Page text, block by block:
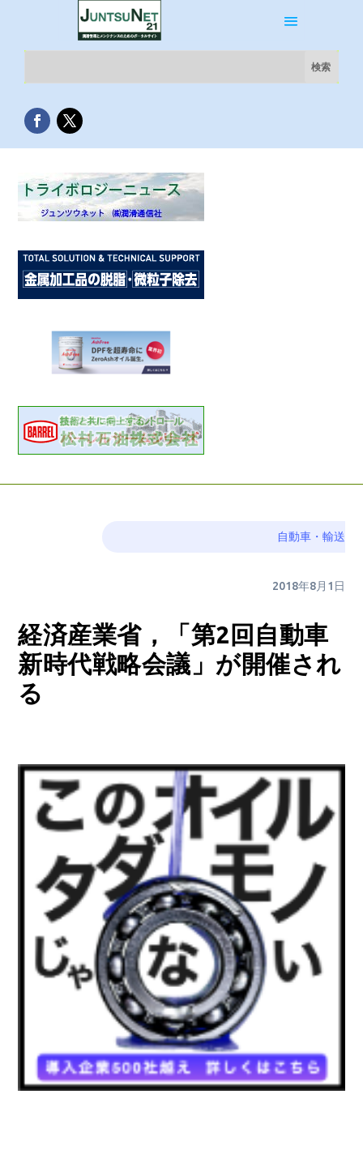
自動車・輸送
2018年8月1日
経済産業省，「第2回自動車
新時代戦略会議」が開催され
る